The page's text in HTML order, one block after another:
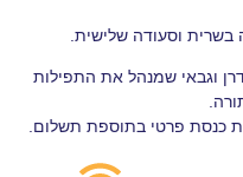
בשרית וסעודה שלישית.
וגבאי שמנהל את התפילות
כנסת פרטי בתוספת תשלום.